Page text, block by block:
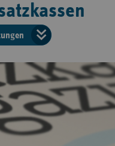
der